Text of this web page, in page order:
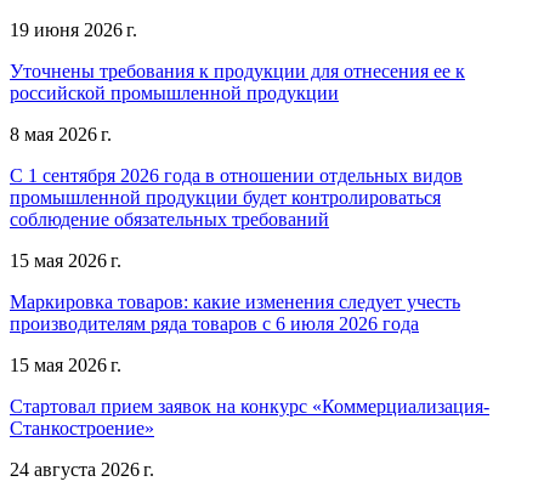
19 июня 2026 г.
Уточнены требования к продукции для отнесения ее к
российской промышленной продукции
8 мая 2026 г.
С 1 сентября 2026 года в отношении отдельных видов
промышленной продукции будет контролироваться
соблюдение обязательных требований
15 мая 2026 г.
Маркировка товаров: какие изменения следует учесть
производителям ряда товаров с 6 июля 2026 года
15 мая 2026 г.
Стартовал прием заявок на конкурс «Коммерциализация-
Станкостроение»
24 августа 2026 г.